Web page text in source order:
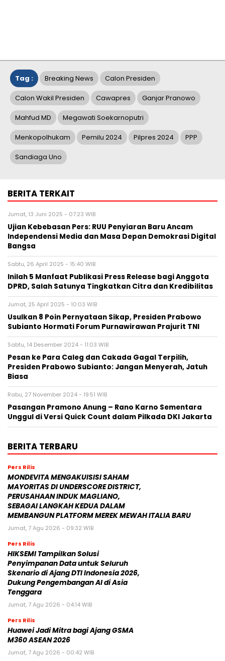
Tag : Breaking News Calon Presiden
Calon Wakil Presiden Cawapres Ganjar Pranowo
Mahfud MD Megawati Soekarnoputri
Menkopolhukam Pemilu 2024 Pilpres 2024 PPP
Sandiaga Uno
BERITA TERKAIT
Jumat, 13 Juni 2025 - 07:23 WIB
Ujian Kebebasan Pers: RUU Penyiaran Baru Ancam
Independensi Media dan Masa Depan Demokrasi Digital
Bangsa
Sabtu, 26 April 2025 - 15:40 WIB
Inilah 5 Manfaat Publikasi Press Release bagi Anggota
DPRD, Salah Satunya Tingkatkan Citra dan Kredibilitas
Jumat, 25 April 2025 - 10:03 WIB
Usulkan 8 Poin Pernyataan Sikap, Presiden Prabowo
Subianto Hormati Forum Purnawirawan Prajurit TNI
Sabtu, 14 Desember 2024 - 11:03 WIB
Pesan ke Para Caleg dan Cakada Gagal Terpilih,
Presiden Prabowo Subianto: Jangan Menyerah, Jatuh
Biasa
Rabu, 27 November 2024 - 19:51 WIB
Pasangan Pramono Anung – Rano Karno Sementara
Unggul di Versi Quick Count dalam Pilkada DKI Jakarta
BERITA TERBARU
Pers Rilis
MONDEVITA MENGAKUISISI SAHAM
MAYORITAS DI UNDERSCORE DISTRICT,
PERUSAHAAN INDUK MAGLIANO,
SEBAGAI LANGKAH KEDUA DALAM
MEMBANGUN PLATFORM MEREK MEWAH ITALIA BARU
Jumat, 7 Agu 2026 - 09:32 WIB
Pers Rilis
HIKSEMI Tampilkan Solusi
Penyimpanan Data untuk Seluruh
Skenario di Ajang DTI Indonesia 2026,
Dukung Pengembangan AI di Asia
Tenggara
Jumat, 7 Agu 2026 - 04:14 WIB
Pers Rilis
Huawei Jadi Mitra bagi Ajang GSMA
M360 ASEAN 2026
Jumat, 7 Agu 2026 - 00:42 WIB